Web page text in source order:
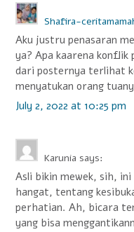
Shafira-
Aku justru penasaran
ya? Apa kaarena
dari posternya terlihat
menyatukan orang
July 2, 2022 at 10:25 pm
Karunia says:
Asli bikin mewek, sih,
hangat, tentang
perhatian. Ah, bicara
yang bisa